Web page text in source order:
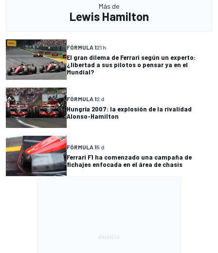
Más de
Lewis Hamilton
FÓRMULA 121 h
El gran dilema de Ferrari según un experto:
¿libertad a sus pilotos o pensar ya en el
Mundial?
FÓRMULA 12 d
Hungría 2007: la explosión de la rivalidad
Alonso-Hamilton
FÓRMULA 15 d
Ferrari F1 ha comenzado una campaña de
fichajes enfocada en el área de chasis